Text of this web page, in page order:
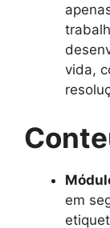
vida,
em